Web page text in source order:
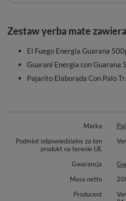
Zestaw yerba mate
El Fuego Energia Guarana
Guarani Energia con Guarana
Pajarito Elaborada Con Palo
Marka
Podmiot odpowiedzialny za ten
produkt na terenie UE
Gwarancja
Masa netto
Producent